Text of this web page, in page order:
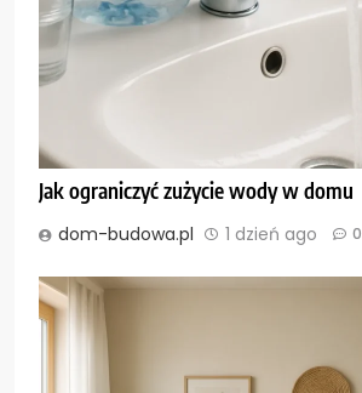
Jak ograniczyć zużycie wody w domu
dom-budowa.pl 1 dzień ago 0